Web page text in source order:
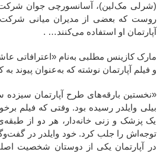
(شرلی مک‌لین)، آسانسورچی جوان شرکت
روست که بعضی از مدیران میانی شرکت
آپارتمان او استفاده می‌کنند… .
مارک کازینس مطلبی به‌‌نام «اعترافاتی
و فیلم آپارتمان نوشته که به‌عنوان
«نخستین بارقه‌های طرح آپارتمان
یک پزشک و زنی خانه‌دار، هر دو از
توجه‌اش را جلب کرد. خود وایلدر در
در آپارتمان یکی از دوستان شخصیت